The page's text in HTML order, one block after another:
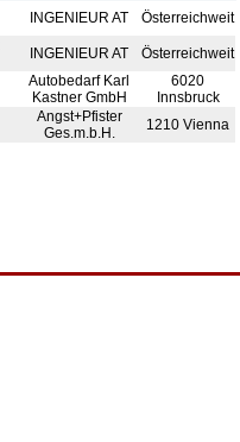
INGENIEUR AT
Österreichweit
INGENIEUR AT
Österreichweit
Autobedarf Karl
Kastner GmbH
6020
Innsbruck
Angst+Pfister
Ges.m.b.H.
1210 Vienna